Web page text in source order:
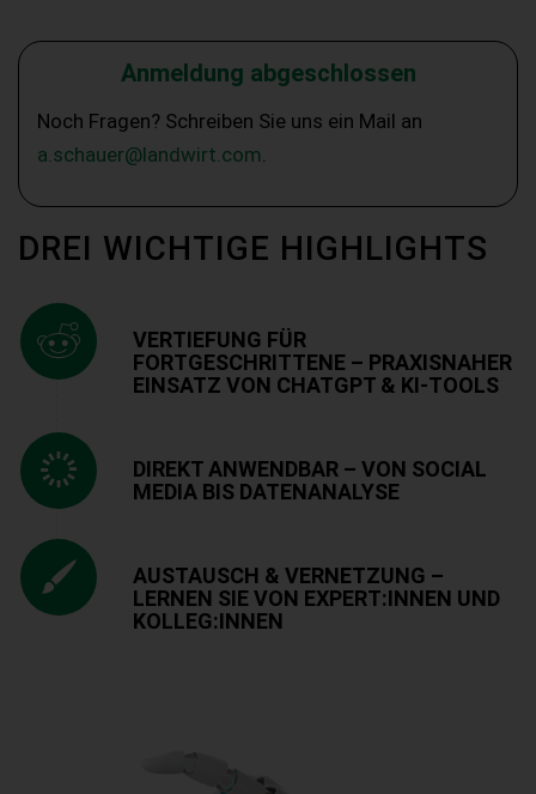
Anmeldung abgeschlossen
Noch Fragen? Schreiben Sie uns ein Mail an
a.schauer@landwirt.com
DREI WICHTIGE HIGHLIGHTS
VERTIEFUNG FÜR
FORTGESCHRITTENE – PRAXISNAHER
EINSATZ VON CHATGPT & KI-TOOLS
DIREKT ANWENDBAR – VON SOCIAL
MEDIA BIS DATENANALYSE
AUSTAUSCH & VERNETZUNG –
LERNEN SIE VON EXPERT:INNEN UND
KOLLEG:INNEN